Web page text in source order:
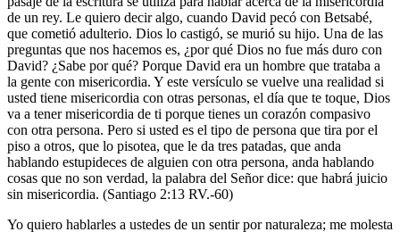
de un rey. Le quiero decir algo, cuando David pecó con Betsabé,
que cometió adulterio. Dios lo castigó, se murió su hijo. Una de las
preguntas que nos hacemos es, ¿por qué Dios no fue más duro con
David? ¿Sabe por qué? Porque David era un hombre que trataba a
la gente con misericordia. Y este versículo se vuelve una realidad si
usted tiene misericordia con otras personas, el día que te toque, Dios
va a tener misericordia de ti porque tienes un corazón compasivo
con otra persona. Pero si usted es el tipo de persona que tira por el
piso a otros, que lo pisotea, que le da tres patadas, que anda
hablando estupideces de alguien con otra persona, anda hablando
cosas que no son verdad, la palabra del Señor dice: que habrá juicio
sin misericordia. (Santiago 2:13 RV.-60)
Yo quiero hablarles a ustedes de un sentir por naturaleza; me molesta